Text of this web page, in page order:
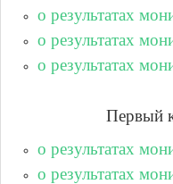
о результатах
о результатах
о результатах
Первый
о результатах
о результатах